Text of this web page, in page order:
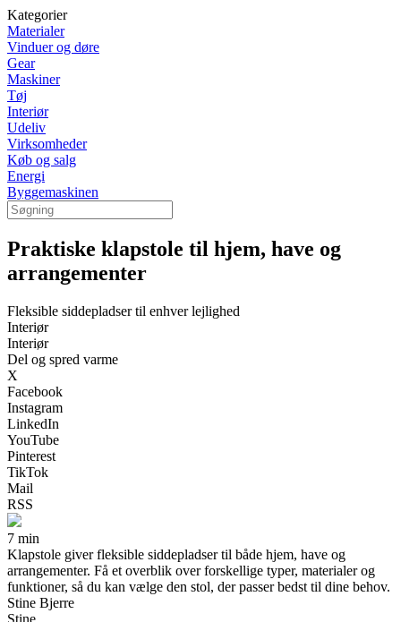
Kategorier
Materialer
Vinduer og døre
Gear
Maskiner
Tøj
Interiør
Udeliv
Virksomheder
Køb og salg
Energi
Byggemaskinen
Praktiske klapstole til hjem, have og
arrangementer
Fleksible siddepladser til enhver lejlighed
Interiør
Interiør
Del og spred varme
X
Facebook
Instagram
LinkedIn
YouTube
Pinterest
TikTok
Mail
RSS
7 min
Klapstole giver fleksible siddepladser til både hjem, have og
arrangementer. Få et overblik over forskellige typer, materialer og
funktioner, så du kan vælge den stol, der passer bedst til dine behov.
Stine Bjerre
Stine